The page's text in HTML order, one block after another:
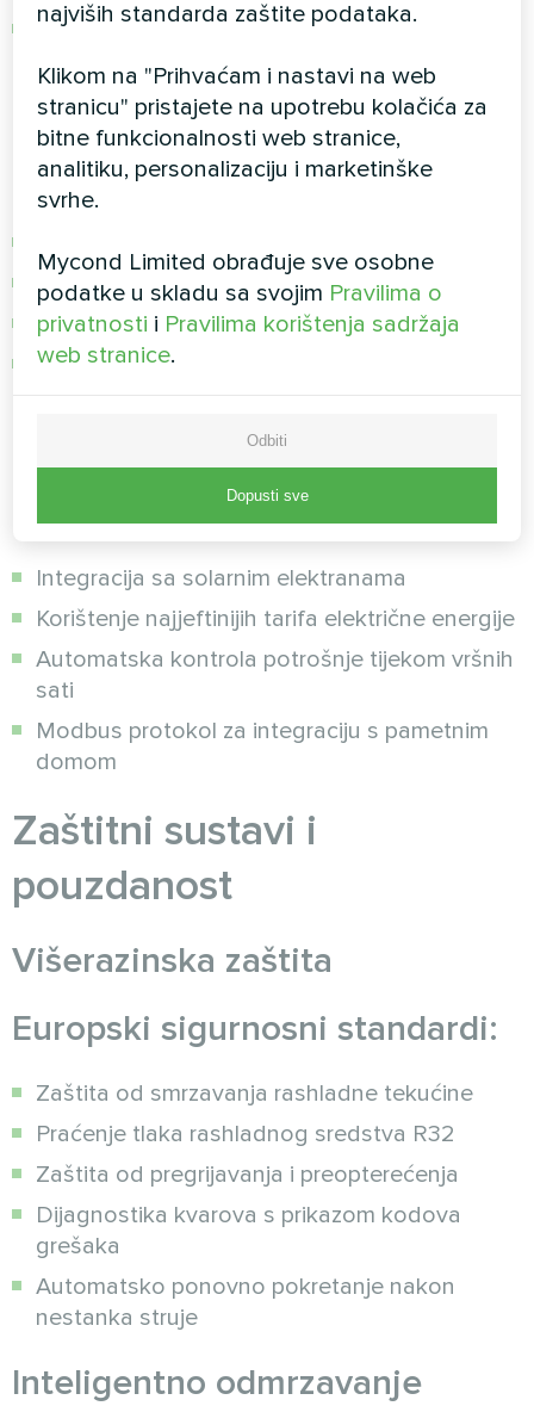
Smanjite uključivanje/isključivanje bicikla
Zonska kontrola
Europski standard udobnosti- upravljanje
dvama krugovima s mješalicama:
Niska temperatura za podno grijanje
Neovisno podešavanje svake zone
Tv1 i Tv2 senzori za preciznu kontrolu
Integracija SmartGrida
Tehnologija budućnosti, široko primijenjena u
Europi:
Integracija sa solarnim elektranama
Korištenje najjeftinijih tarifa električne energije
Automatska kontrola potrošnje tijekom vršnih
sati
Modbus protokol za integraciju s pametnim
domom
Zaštitni sustavi i
pouzdanost
Višerazinska zaštita
Europski sigurnosni standardi:
Zaštita od smrzavanja rashladne tekućine
Praćenje tlaka rashladnog sredstva R32
Zaštita od pregrijavanja i preopterećenja
Dijagnostika kvarova s prikazom kodova
grešaka
Automatsko ponovno pokretanje nakon
nestanka struje
Inteligentno odmrzavanje
najviših standarda zaštite podataka.
Klikom na "Prihvaćam i nastavi na web
stranicu" pristajete na upotrebu kolačića za
bitne funkcionalnosti web stranice,
analitiku, personalizaciju i marketinške
svrhe.
Mycond Limited obrađuje sve osobne
podatke u skladu sa svojim Pravilima o
privatnosti i Pravilima korištenja sadržaja
web stranice.
Odbiti
Dopusti sve